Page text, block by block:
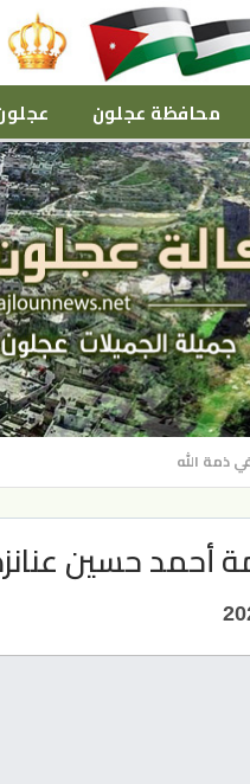
محافظة عجلون
ذمة الله
أحمد حسين